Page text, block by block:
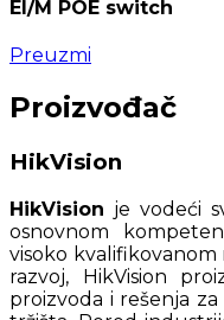
EI/M POE switch
Preuzmi
Proizvođač
HikVision
HikVision je vodeći
osnovnom
visoko kvalifikovanom
razvoj, HikVision
proizvoda i rešenja